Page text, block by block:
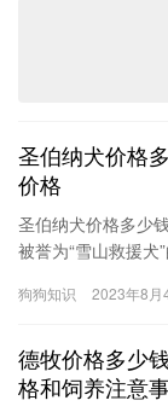
圣伯纳犬价格
价格
圣伯纳犬价格多少
被誉为“雪山救援
纳…
狗狗知识 2023年8月
德牧价格多少
格和饲养注意